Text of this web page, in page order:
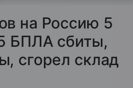
на Россию 5
БПЛА сбиты,
сгорел склад